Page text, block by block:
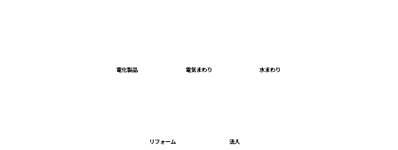
電化製品 電気まわり 水まわり
リフォーム 法人